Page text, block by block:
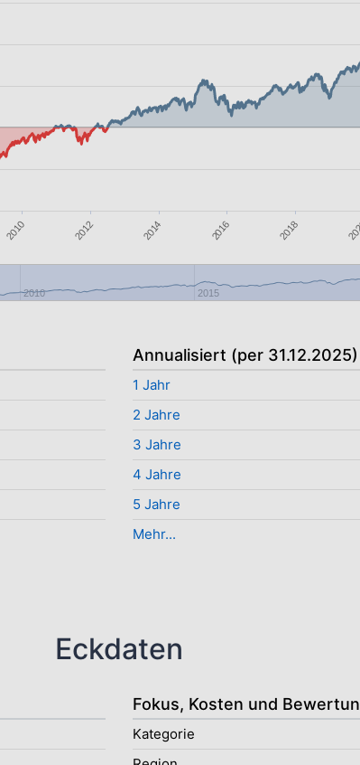
2010 2012 2014 2016 2018
2010 2015
Annualisiert (per 31.12.2025)
1 Jahr
2 Jahre
3 Jahre
4 Jahre
5 Jahre
Mehr...
Eckdaten
Fokus, Kosten und
Kategorie